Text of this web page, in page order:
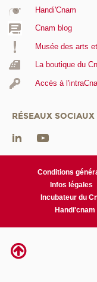
Handi'Cnam
Cnam blog
Musée des arts
La boutique du
Accès à
RÉSEAUX SOCIAUX
Conditions
Infos légales
Incubateur du
Handi'cnam